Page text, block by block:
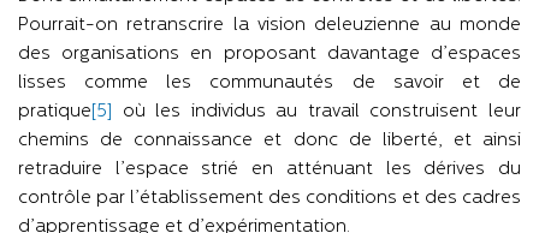
Pourrait-on retranscrire la vision deleuzienne au monde
des organisations en proposant davantage d’espaces
lisses comme les communautés de savoir et de
pratique [5]
où les individus au travail construisent leur
chemins de connaissance et donc de liberté, et ainsi
retraduire l’espace strié en atténuant les dérives du
contrôle par l’établissement des conditions et des cadres
d’apprentissage et d’expérimentation.